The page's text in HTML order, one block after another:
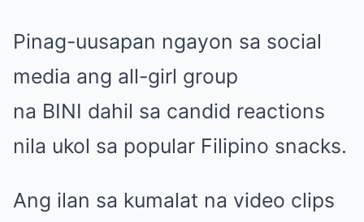
Pinag-uusapan ngayon sa social
media ang all-girl group
na BINI dahil sa candid reactions
nila ukol sa popular Filipino snacks.
Ang ilan sa kumalat na video clips